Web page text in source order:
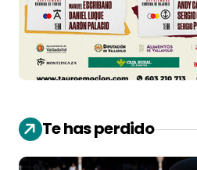
Te has perdido